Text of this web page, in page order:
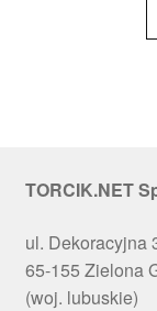
TORCIK.NET
ul. Dekoracyjna
65-155 Zielona
(woj. lubuskie)